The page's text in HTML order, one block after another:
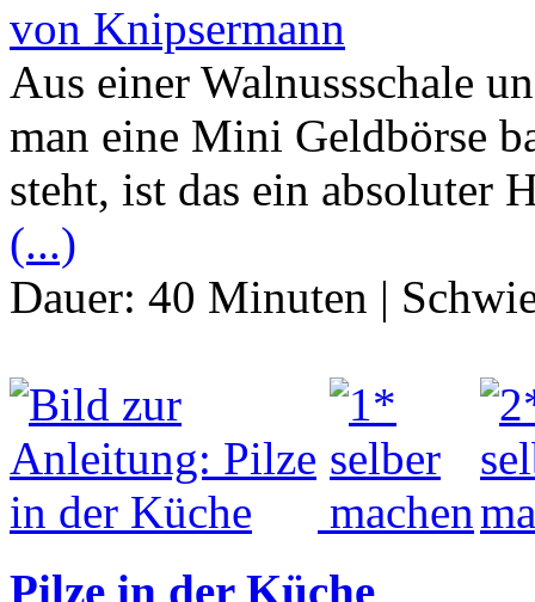
von Knipsermann
Aus einer Walnussschale
man eine Mini Geldbörse
steht, ist das ein absoluter
(...)
Dauer: 40 Minuten |
Pilze in der Küche